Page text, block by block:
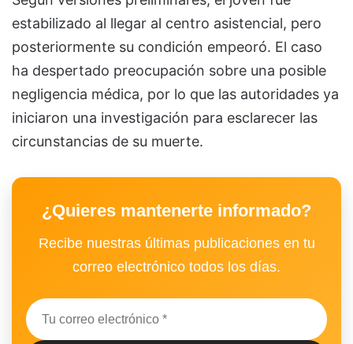
estabilizado al llegar al centro asistencial, pero
posteriormente su condición empeoró. El caso
ha despertado preocupación sobre una posible
negligencia médica, por lo que las autoridades ya
iniciaron una investigación para esclarecer las
circunstancias de su muerte.
¿Quieres mantenerte informado?
Recibe nuestras últimas publicaciones en tu
correo electrónico todos los días.